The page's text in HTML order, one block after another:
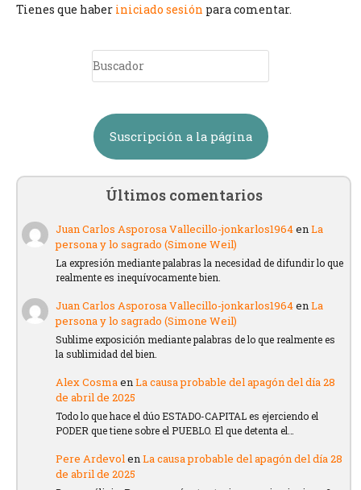
Tienes que haber iniciado sesión para comentar.
Suscripción a la página
Últimos comentarios
Juan Carlos Asporosa Vallecillo-jonkarlos1964enLa
persona y lo sagrado (Simone Weil)
La expresión mediante palabras la necesidad de difundir lo que
realmente es inequívocamente bien.
Juan Carlos Asporosa Vallecillo-jonkarlos1964enLa
persona y lo sagrado (Simone Weil)
Sublime exposición mediante palabras de lo que realmente es
la sublimidad del bien.
Alex CosmaenLa causa probable del apagón del día 28
de abril de 2025
Todo lo que hace el dúo ESTADO-CAPITAL es ejerciendo el
PODER que tiene sobre el PUEBLO. El que detenta el…
Pere ArdevolenLa causa probable del apagón del día 28
de abril de 2025